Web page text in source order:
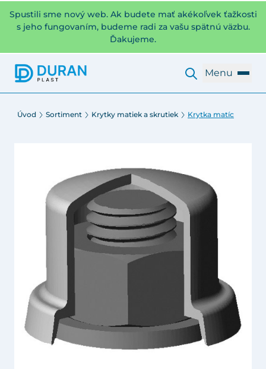
Spustili sme nový web. Ak budete mať akékoľvek ťažkosti
s jeho fungovaním, budeme radi za vašu spätnú väzbu.
Ďakujeme.
Menu
Úvod Sortiment Krytky matiek a skrutiek Krytka matíc